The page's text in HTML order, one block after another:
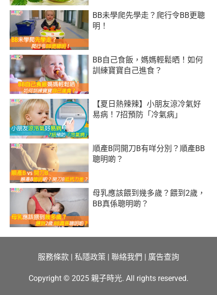
BB未學爬先學走？爬行令BB更聰
明！
BB自己食飯，媽媽輕鬆晒！如何
訓練寶寶自己進食？
【夏日熱辣辣】小朋友涼冷氣好
易病！7招預防「冷氣病」
順產B同開刀B有咩分別？順產BB
聰明啲？
母乳應該餵到幾多歲？餵到2歲，
BB真係聰明啲？
服務條款 | 私隱政策 | 聯絡我們 | 廣告查詢
Copyright © 2025 親子時光. All rights reserved.